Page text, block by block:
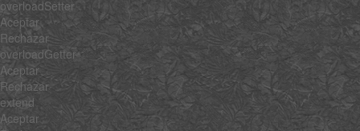
overloadSetter
Aceptar
Rechazar
overloadGetter
Aceptar
Rechazar
extend
Aceptar